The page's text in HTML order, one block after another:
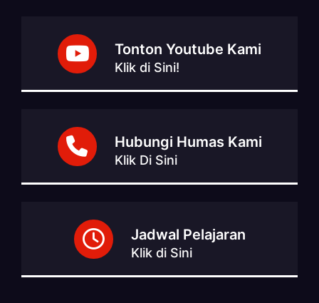
Tonton Youtube Kami
Klik di Sini!
Hubungi Humas Kami
Klik Di Sini
Jadwal Pelajaran
Klik di Sini